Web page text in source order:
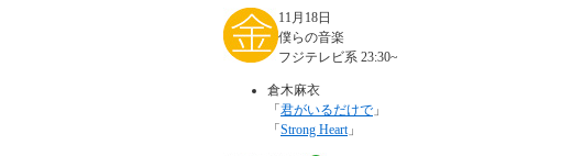
11月18日
僕らの音楽
フジテレビ系 23:30~
倉木麻衣
「 君がいるだけで 」
「 Strong Heart」